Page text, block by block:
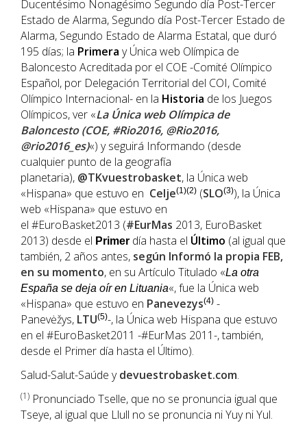
Ducentésimo Nonagésimo Segundo día Post-Tercer
Estado de Alarma, Segundo día Post-Tercer Estado de
Alarma, Segundo Estado de Alarma Estatal, que duró
195 días; la Primera y Única web Olímpica de
Baloncesto Acreditada por el COE -Comité Olímpico
Español, por Delegación Territorial del COI, Comité
Olímpico Internacional- en la Historia de los Juegos
Olímpicos, ver «La Única web Olímpica de
Baloncesto (COE, #Rio2016, @Rio2016,
@rio2016_es)«) y seguirá Informando (desde
cualquier punto de la geografía
planetaria), @TKvuestrobasket, la Única web
«Hispana» que estuvo en Celje(1)(2) (SLO(3)), la Única
web «Hispana» que estuvo en
el #EuroBasket2013 (#EurMas 2013, EuroBasket
2013) desde el Primer día hasta el Último (al igual que
también, 2 años antes, según Informó la propia FEB,
en su momento, en su Artículo Titulado «La otra
España se deja oír en Lituania«, fue la Única web
«Hispana» que estuvo en Panevezys(4) -
Panevėžys, LTU(5)-, la Única web Hispana que estuvo
en el #EuroBasket2011 -#EurMas 2011-, también,
desde el Primer día hasta el Último).
Salud-Salut-Saúde ydevuestrobasket.com.
(1) Pronunciado Tselle, que no se pronuncia igual que
Tseye, al igual que Llull no se pronuncia ni Yuy ni Yul.